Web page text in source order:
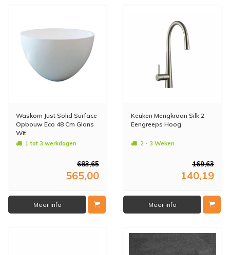
Waskom Just Solid Surface
Opbouw Eco 48 Cm Glans
Wit
1 tot 3 werkdagen
683,65
565,00
Meer info
Keuken Mengkraan Silk 2
Eengreeps Hoog
2 - 3 Weken
169,63
140,19
Meer info